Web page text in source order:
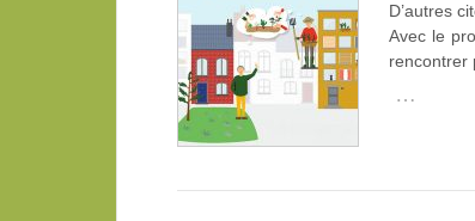
D’autres
Avec le
rencontrer
…